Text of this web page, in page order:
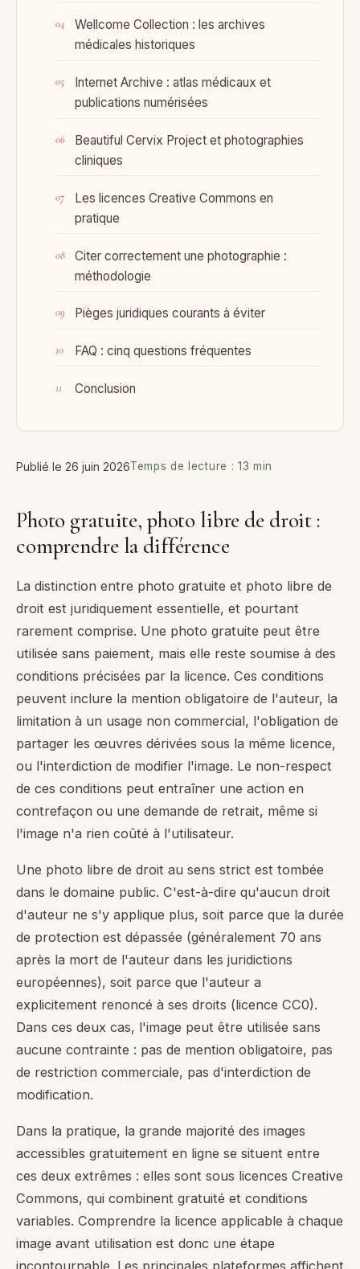
Wellcome Collection : les archives
médicales historiques
Internet Archive : atlas médicaux et
publications numérisées
Beautiful Cervix Project et photographies
cliniques
Les licences Creative Commons en
pratique
Citer correctement une photographie :
méthodologie
Pièges juridiques courants à éviter
FAQ : cinq questions fréquentes
Conclusion
Publié le 26 juin 2026Temps de lecture : 13 min
Photo gratuite, photo libre de droit :
comprendre la différence
La distinction entre photo gratuite et photo libre de
droit est juridiquement essentielle, et pourtant
rarement comprise. Une photo gratuite peut être
utilisée sans paiement, mais elle reste soumise à des
conditions précisées par la licence. Ces conditions
peuvent inclure la mention obligatoire de l'auteur, la
limitation à un usage non commercial, l'obligation de
partager les œuvres dérivées sous la même licence,
ou l'interdiction de modifier l'image. Le non-respect
de ces conditions peut entraîner une action en
contrefaçon ou une demande de retrait, même si
l'image n'a rien coûté à l'utilisateur.
Une photo libre de droit au sens strict est tombée
dans le domaine public. C'est-à-dire qu'aucun droit
d'auteur ne s'y applique plus, soit parce que la durée
de protection est dépassée (généralement 70 ans
après la mort de l'auteur dans les juridictions
européennes), soit parce que l'auteur a
explicitement renoncé à ses droits (licence CC0).
Dans ces deux cas, l'image peut être utilisée sans
aucune contrainte : pas de mention obligatoire, pas
de restriction commerciale, pas d'interdiction de
modification.
Dans la pratique, la grande majorité des images
accessibles gratuitement en ligne se situent entre
ces deux extrêmes : elles sont sous licences Creative
Commons, qui combinent gratuité et conditions
variables. Comprendre la licence applicable à chaque
image avant utilisation est donc une étape
incontournable. Les principales plateformes affichent